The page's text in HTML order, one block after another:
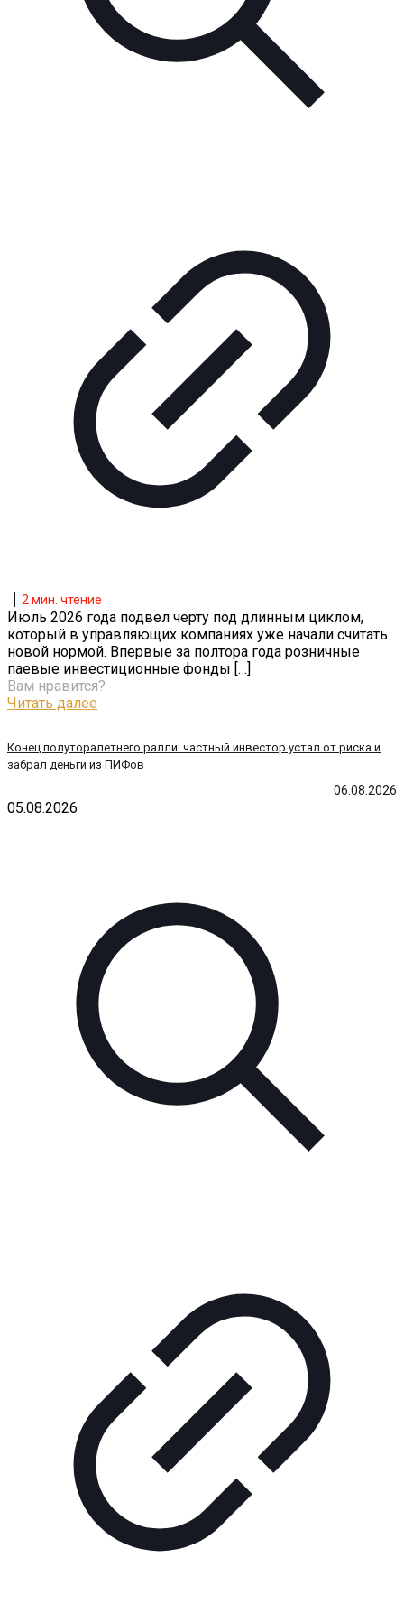
06.08.2026
Конец полуторалетнего ралли: частный инвестор устал от риска и
забрал деньги из ПИФов
2 мин. чтение
Июль 2026 года подвел черту под длинным циклом,
который в управляющих компаниях уже начали считать
новой нормой. Впервые за полтора года розничные
паевые инвестиционные фонды […]
Вам нравится?
Читать далее
05.08.2026